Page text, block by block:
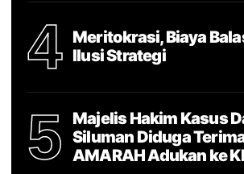
4
Meritokrasi, Biaya
Ilusi Strategi
5
Majelis Hakim Kasus
Siluman Diduga
AMARAH Adukan ke